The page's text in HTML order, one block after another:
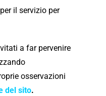
il servizio per
a far pervenire
osservazioni
del sito.